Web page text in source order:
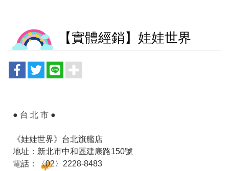
【實體經銷】娃娃世界
● 台 北 市 ●
《娃娃世界》台北旗艦店
地址：新北市中和區建康路150號
電話：〈02〉2228-8483